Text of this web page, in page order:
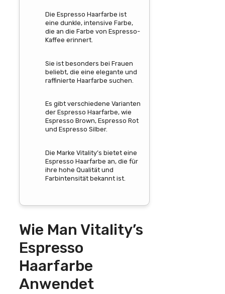
Die Espresso Haarfarbe ist
eine dunkle, intensive Farbe,
die an die Farbe von Espresso-
Kaffee erinnert.
Sie ist besonders bei Frauen
beliebt, die eine elegante und
raffinierte Haarfarbe suchen.
Es gibt verschiedene Varianten
der Espresso Haarfarbe, wie
Espresso Brown, Espresso Rot
und Espresso Silber.
Die Marke Vitality’s bietet eine
Espresso Haarfarbe an, die für
ihre hohe Qualität und
Farbintensität bekannt ist.
Wie Man Vitality’s
Espresso
Haarfarbe
Anwendet